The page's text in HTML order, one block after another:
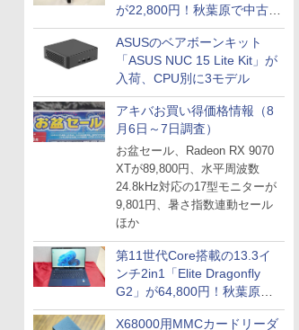
が22,800円！秋葉原で中古
PCセール
ASUSのベアボーンキット
「ASUS NUC 15 Lite Kit」が
入荷、CPU別に3モデル
アキバお買い得価格情報（8
月6日～7日調査）
お盆セール、Radeon RX 9070
XTが89,800円、水平周波数
24.8kHz対応の17型モニターが
9,801円、暑さ指数連動セール
ほか
第11世代Core搭載の13.3イ
ンチ2in1「Elite Dragonfly
G2」が64,800円！秋葉原で
中古PCセール
X68000用MMCカードリーダ